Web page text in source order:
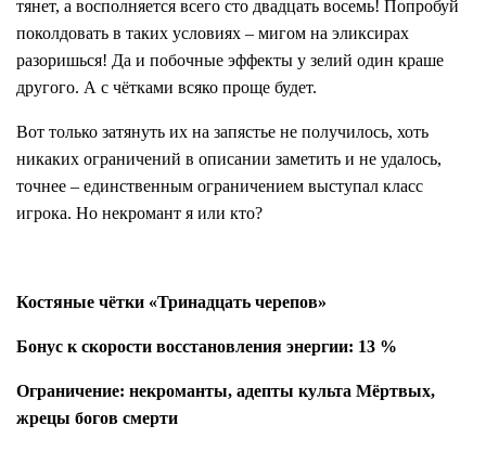
тянет, а восполняется всего сто двадцать восемь! Попробуй
поколдовать в таких условиях – мигом на эликсирах
разоришься! Да и побочные эффекты у зелий один краше
другого. А с чётками всяко проще будет.
Вот только затянуть их на запястье не получилось, хоть
никаких ограничений в описании заметить и не удалось,
точнее – единственным ограничением выступал класс
игрока. Но некромант я или кто?
Костяные чётки «Тринадцать черепов»
Бонус к скорости восстановления энергии: 13 %
Ограничение: некроманты, адепты культа Мёртвых,
жрецы богов смерти